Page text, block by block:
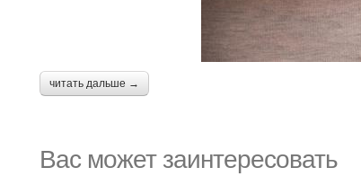
читать дальше →
Вас может заинтересовать